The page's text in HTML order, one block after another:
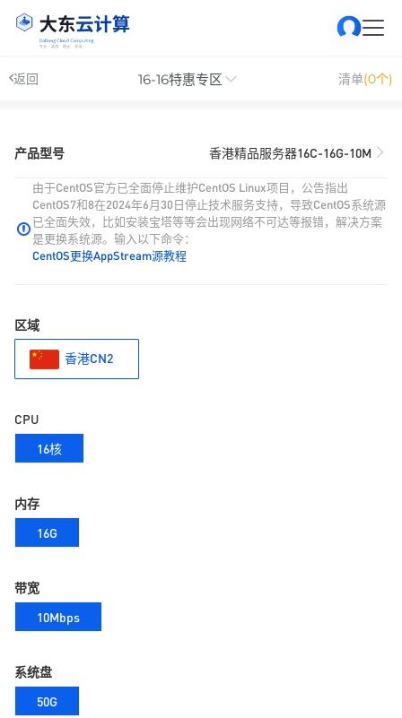
返回 16-16特惠专区 清单(0个)
产品型号 香港精品服务器16C-16G-10M
由于CentOS官方已全面停止维护CentOS Linux项目，公告指出
CentOS7和8在2024年6月30日停止技术服务支持，导致CentOS系统源
已全面失效，比如安装宝塔等等会出现网络不可达等报错，解决方案
是更换系统源。输入以下命令：
CentOS更换AppStream源教程
区域
香港CN2
CPU
16核
内存
16G
带宽
10Mbps
系统盘
50G